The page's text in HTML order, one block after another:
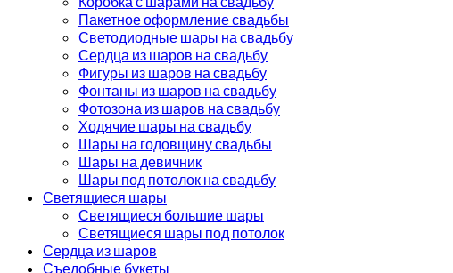
Пакетное оформление свадьбы
Светодиодные шары на свадьбу
Сердца из шаров на свадьбу
Фигуры из шаров на свадьбу
Фонтаны из шаров на свадьбу
Фотозона из шаров на свадьбу
Ходячие шары на свадьбу
Шары на годовщину свадьбы
Шары на девичник
Шары под потолок на свадьбу
Светящиеся шары
Светящиеся большие шары
Светящиеся шары под потолок
Сердца из шаров
Съедобные букеты